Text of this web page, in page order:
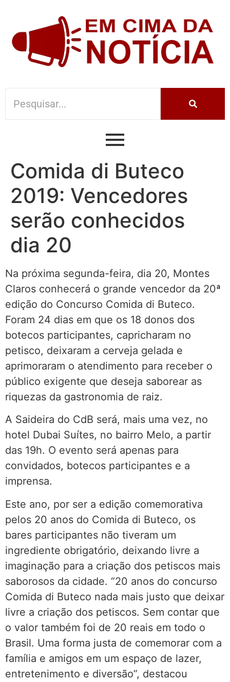
Comida di Buteco
2019: Vencedores
serão conhecidos
dia 20
Na próxima segunda-feira, dia 20, Montes
Claros conhecerá o grande vencedor da 20ª
edição do Concurso Comida di Buteco.
Foram 24 dias em que os 18 donos dos
botecos participantes, capricharam no
petisco, deixaram a cerveja gelada e
aprimoraram o atendimento para receber o
público exigente que deseja saborear as
riquezas da gastronomia de raiz.
A Saideira do CdB será, mais uma vez, no
hotel Dubai Suítes, no bairro Melo, a partir
das 19h. O evento será apenas para
convidados, botecos participantes e a
imprensa.
Este ano, por ser a edição comemorativa
pelos 20 anos do Comida di Buteco, os
bares participantes não tiveram um
ingrediente obrigatório, deixando livre a
imaginação para a criação dos petiscos mais
saborosos da cidade. “20 anos do concurso
Comida di Buteco nada mais justo que deixar
livre a criação dos petiscos. Sem contar que
o valor também foi de 20 reais em todo o
Brasil. Uma forma justa de comemorar com a
família e amigos em um espaço de lazer,
entretenimento e diversão”, destacou